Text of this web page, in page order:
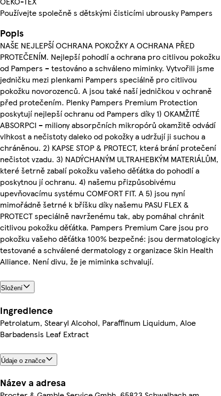
Používejte společně s dětskými čisticími ubrousky Pampers
Popis
NAŠE NEJLEPŠÍ OCHRANA POKOŽKY A OCHRANA PŘED
PROTEČENÍM. Nejlepší pohodlí a ochrana pro citlivou pokožku
od Pampers – testováno a schváleno miminky. Vytvořili jsme
jedničku mezi plenkami Pampers speciálně pro citlivou
pokožku novorozenců. A jsou také naší jedničkou v ochraně
před protečením. Plenky Pampers Premium Protection
poskytují nejlepší ochranu od Pampers díky 1) OKAMŽITÉ
ABSORPCI – miliony absorpčních mikropórů okamžitě odvádí
vlhkost a nečistoty daleko od pokožky a udržují ji suchou a
chráněnou. 2) KAPSE STOP & PROTECT, která brání protečení
nečistot vzadu. 3) NADÝCHANÝM ULTRAHEBKÝM MATERIÁLŮM,
které šetrně zabalí pokožku vašeho děťátka do pohodlí a
poskytnou jí ochranu. 4) našemu přizpůsobivému
upevňovacímu systému COMFORT FIT. A 5) jsou nyní
mimořádně šetrné k bříšku díky našemu PASU FLEX &
PROTECT speciálně navrženému tak, aby pomáhal chránit
citlivou pokožku děťátka. Pampers Premium Care jsou pro
pokožku vašeho děťátka 100% bezpečné: jsou dermatologicky
testované a schválené dermatology z organizace Skin Health
Alliance. Není divu, že je miminka schvalují.
Složení
Ingredience
Petrolatum, Stearyl Alcohol, Paraffinum Liquidum, Aloe
Barbadensis Leaf Extract
Údaje o značce
Název a adresa